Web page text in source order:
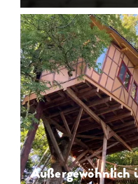
Baby- und
Urlaub mit
Außergewöhnlich